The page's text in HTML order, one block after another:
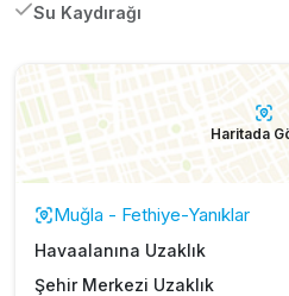
Su Kaydırağı
Haritada
Muğla - Fethiye-Yanıklar
Havaalanına Uzaklık
Şehir Merkezi Uzaklık